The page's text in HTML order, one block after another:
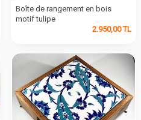
Boîte de rangement en bois
motif tulipe
2.950,00TL